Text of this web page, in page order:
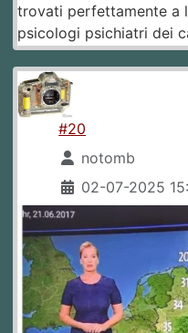
trovati perfettamente a
psicologi psichiatri dei
#20
notomb
02-07-2025